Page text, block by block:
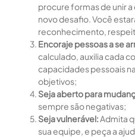
procure formas de unir
novo desafio. Você
reconhecimento,
Encoraje pessoas a se
calculado, auxilia cada
capacidades pessoais
objetivos;
Seja aberto para
sempre são negativas;
Seja vulnerável:Admita
sua equipe, e peça a